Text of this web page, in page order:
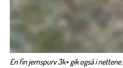
En fin jernspurv 3k+ gik også i nettene.